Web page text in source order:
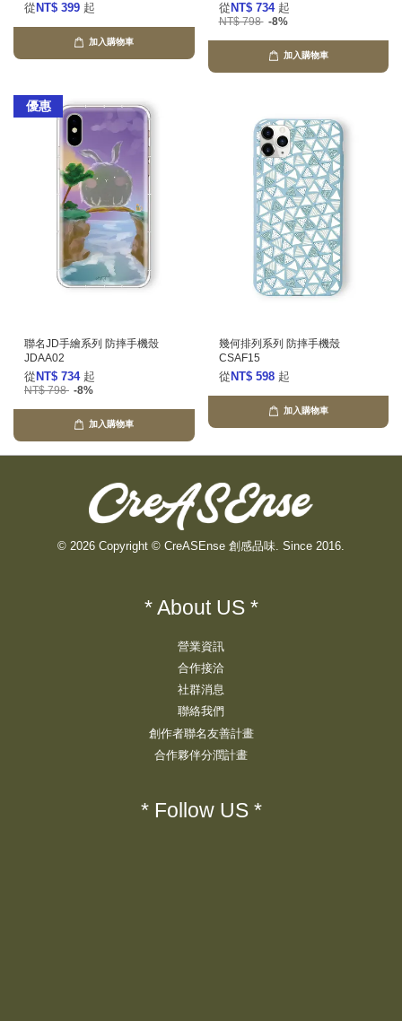
從 NT$ 399 起
加入購物車
從 NT$ 734 起
NT$ 798 -8%
加入購物車
優惠
聯名JD手繪系列 防摔手機殼
JDAA02
從 NT$ 734 起
NT$ 798 -8%
加入購物車
幾何排列系列 防摔手機殼
CSAF15
從 NT$ 598 起
加入購物車
© 2026 Copyright © CreASEnse 創感品味. Since 2016.
* About US *
營業資訊
合作接洽
社群消息
聯絡我們
創作者聯名友善計畫
合作夥伴分潤計畫
* Follow US *